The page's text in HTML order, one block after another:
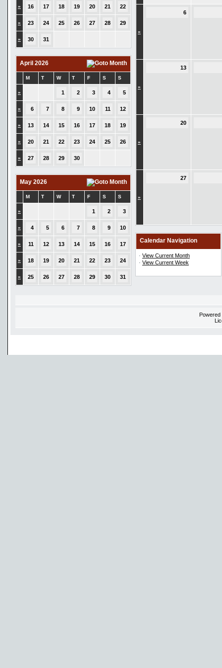
» 16 17 18 19 20 21 22
» 23 24 25 26 27 28 29
» 30 31
April 2026
M T W T F S S
» 1 2 3 4 5
» 6 7 8 9 10 11 12
» 13 14 15 16 17 18 19
» 20 21 22 23 24 25 26
» 27 28 29 30
May 2026
M T W T F S S
» 1 2 3
» 4 5 6 7 8 9 10
» 11 12 13 14 15 16 17
» 18 19 20 21 22 23 24
» 25 26 27 28 29 30 31
»
6
»
13
»
20
»
27
Calendar Navigation
· View Current Month
· View Current Week